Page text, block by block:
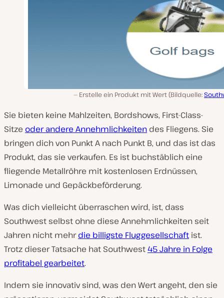
Erstelle ein Produkt mit Wert (Bildquelle:
Sie bieten keine Mahlzeiten, Bordshows, First-Class-
Sitze oder andere Annehmlichkeiten des Fliegens. Sie
bringen dich von Punkt A nach Punkt B, und das ist das
Produkt, das sie verkaufen. Es ist buchstäblich eine
fliegende Metallröhre mit kostenlosen Erdnüssen,
Limonade und Gepäckbeförderung.
Was dich vielleicht überraschen wird, ist, dass
Southwest selbst ohne diese Annehmlichkeiten seit
Jahren nicht mehrdie billigste Fluggesellschaft ist.
Trotz dieser Tatsache hat Southwest45 Jahre in Folge
profitabel gearbeitet.
Indem sie innovativ sind, was den Wert angeht, den sie